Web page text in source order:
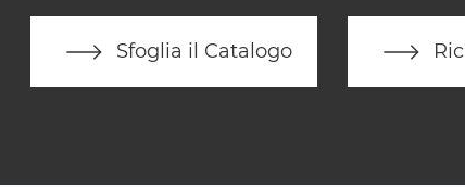
Sfoglia il Catalogo